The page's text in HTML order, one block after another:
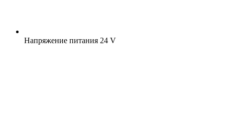
Напряжение питания 24 V